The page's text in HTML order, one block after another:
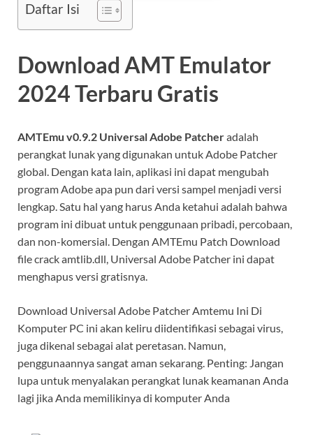
Daftar Isi
Download AMT Emulator
2024 Terbaru Gratis
AMTEmu v0.9.2 Universal Adobe Patcheradalah
perangkat lunak yang digunakan untuk Adobe Patcher
global. Dengan kata lain, aplikasi ini dapat mengubah
program Adobe apa pun dari versi sampel menjadi versi
lengkap. Satu hal yang harus Anda ketahui adalah bahwa
program ini dibuat untuk penggunaan pribadi, percobaan,
dan non-komersial. Dengan AMTEmu Patch Download
file crack amtlib.dll, Universal Adobe Patcher ini dapat
menghapus versi gratisnya.
Download Universal Adobe Patcher Amtemu Ini Di
Komputer PC ini akan keliru diidentifikasi sebagai virus,
juga dikenal sebagai alat peretasan. Namun,
penggunaannya sangat aman sekarang. Penting: Jangan
lupa untuk menyalakan perangkat lunak keamanan Anda
lagi jika Anda memilikinya di komputer Anda